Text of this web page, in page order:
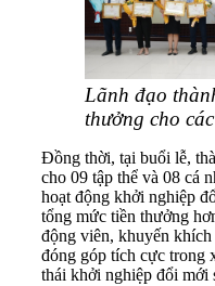
Lãnh đạo
thưởng cho
Đồng thời, tại buổi lễ,
cho 09 tập thể và 08 cá
hoạt động khởi nghiệp
tổng mức tiền thưởng
động viên, khuyến
đóng góp tích cực trong
thái khởi nghiệp đổi mới